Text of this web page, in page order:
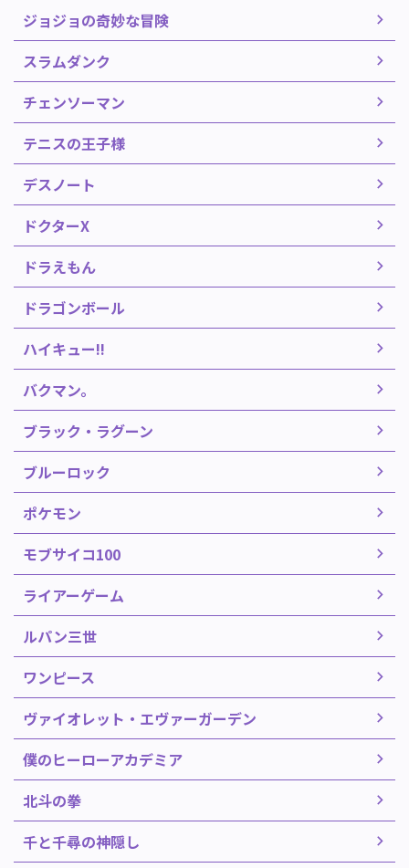
ジョジョの奇妙な冒険
スラムダンク
チェンソーマン
テニスの王子様
デスノート
ドクターX
ドラえもん
ドラゴンボール
ハイキュー!!
バクマン。
ブラック・ラグーン
ブルーロック
ポケモン
モブサイコ100
ライアーゲーム
ルパン三世
ワンピース
ヴァイオレット・エヴァーガーデン
僕のヒーローアカデミア
北斗の拳
千と千尋の神隠し